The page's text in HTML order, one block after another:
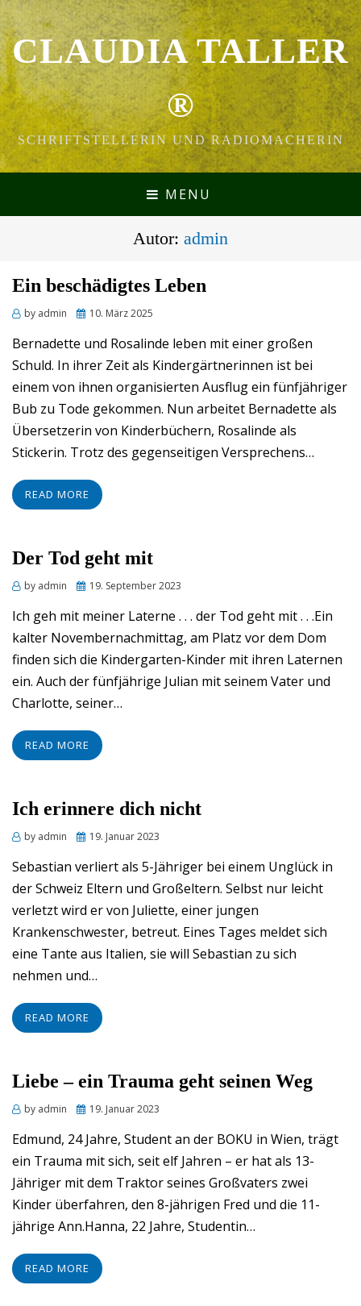
CLAUDIA TALLER
®
SCHRIFTSTELLERIN UND RADIOMACHERIN
MENU
Autor: admin
Ein beschädigtes Leben
by admin
Posted
10. März 2025
Bernadette und Rosalinde leben mit einer großen
Schuld. In ihrer Zeit als Kindergärtnerinnen ist bei
einem von ihnen organisierten Ausflug ein fünfjähriger
Bub zu Tode gekommen. Nun arbeitet Bernadette als
Übersetzerin von Kinderbüchern, Rosalinde als
Stickerin. Trotz des gegenseitigen Versprechens…
READ MORE
Der Tod geht mit
by admin
Posted
19. September 2023
Ich geh mit meiner Laterne . . . der Tod geht mit . . .Ein
kalter Novembernachmittag, am Platz vor dem Dom
finden sich die Kindergarten-Kinder mit ihren Laternen
ein. Auch der fünfjährige Julian mit seinem Vater und
Charlotte, seiner…
READ MORE
Ich erinnere dich nicht
by admin
Posted19. Januar 2023
Sebastian verliert als 5-Jähriger bei einem Unglück in
der Schweiz Eltern und Großeltern. Selbst nur leicht
verletzt wird er von Juliette, einer jungen
Krankenschwester, betreut. Eines Tages meldet sich
eine Tante aus Italien, sie will Sebastian zu sich
nehmen und…
READ MORE
Liebe – ein Trauma geht seinen Weg
by admin
Posted19. Januar 2023
Edmund, 24 Jahre, Student an der BOKU in Wien, trägt
ein Trauma mit sich, seit elf Jahren – er hat als 13-
Jähriger mit dem Traktor seines Großvaters zwei
Kinder überfahren, den 8-jährigen Fred und die 11-
jährige Ann.Hanna, 22 Jahre, Studentin…
READ MORE